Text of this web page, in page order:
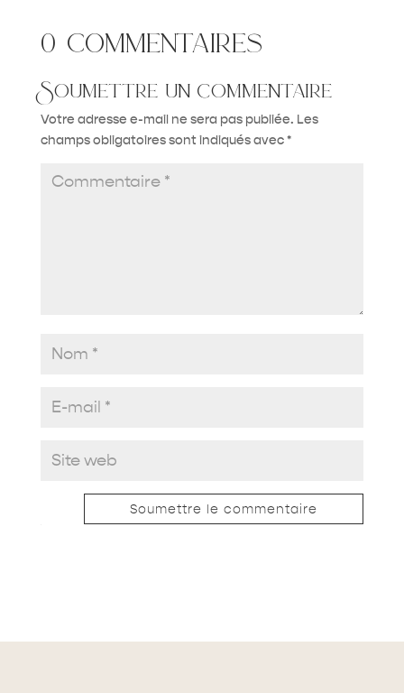
0 commentaires
Soumettre un commentaire
Votre adresse e-mail ne sera pas publiée. Les
champs obligatoires sont indiqués avec*
Soumettre le commentaire